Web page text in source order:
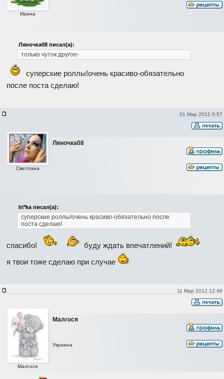
Ирина
Ляночка08 писал(а):
только чуток другое-
суперские роллы!очень красиво-обязательно
после поста сделаю!
01 Мар 2012 0:57
Ляночка08
Светлана
Iri*ka писал(а):
суперские роллы!очень красиво-обязательно после
поста сделаю!
спасибо!
буду ждать впечатлений!
я твои тоже сделаю при случае
11 Мар 2012 12:48
Малгося
Малгося
Украина